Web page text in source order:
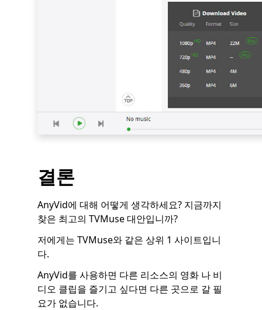
결론
AnyVid에 대해 어떻게 생각하세요? 지금까지
찾은 최고의 TVMuse 대안입니까?
저에게는 TVMuse와 같은 상위 1 사이트입니
다.
AnyVid를 사용하면 다른 리소스의 영화 나 비
디오 클립을 즐기고 싶다면 다른 곳으로 갈 필
요가 없습니다.